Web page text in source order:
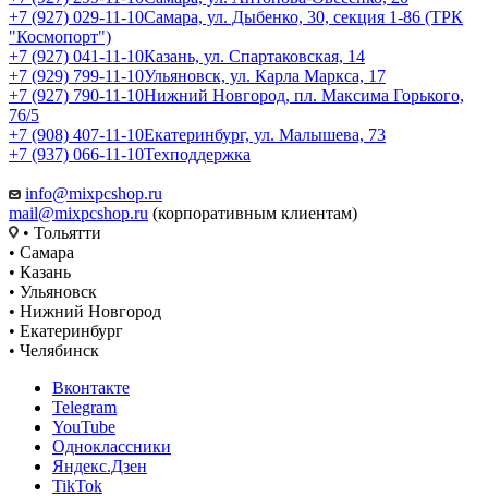
+7 (927) 029-11-10Самара, ул. Дыбенко, 30, секция 1-86 (ТРК
"Космопорт")
+7 (927) 041-11-10Казань, ул. Спартаковская, 14
+7 (929) 799-11-10Ульяновск, ул. Карла Маркса, 17
+7 (927) 790-11-10Нижний Новгород, пл. Максима Горького,
76/5
+7 (908) 407-11-10Екатеринбург, ул. Малышева, 73
+7 (937) 066-11-10Техподдержка
info@mixpcshop.ru
mail@mixpcshop.ru (корпоративным клиентам)
• Тольятти
• Самара
• Казань
• Ульяновск
• Нижний Новгород
• Екатеринбург
• Челябинск
Вконтакте
Telegram
YouTube
Одноклассники
Яндекс.Дзен
TikTok